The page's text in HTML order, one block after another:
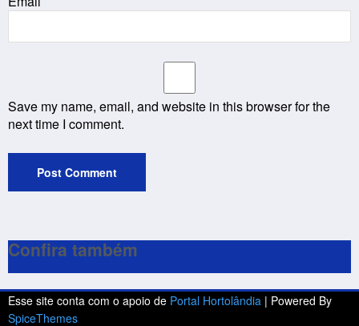
Save my name, email, and website in this browser for the
next time I comment.
Confira também
Esse site conta com o apoio de Portal Hortolândia | Powered By
SpiceThemes